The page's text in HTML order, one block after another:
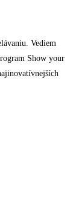
Vediem
Show your